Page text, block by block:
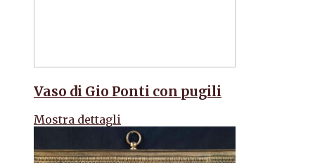
Vaso di Gio Ponti con pugili
Mostra dettagli